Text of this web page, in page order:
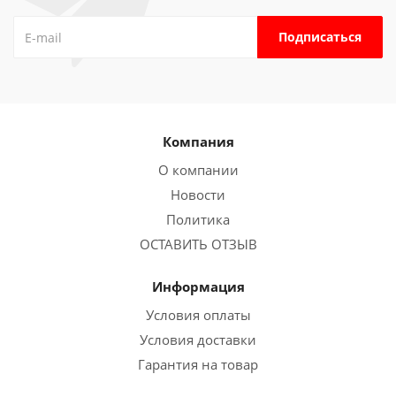
Компания
О компании
Новости
Политика
ОСТАВИТЬ ОТЗЫВ
Информация
Условия оплаты
Условия доставки
Гарантия на товар